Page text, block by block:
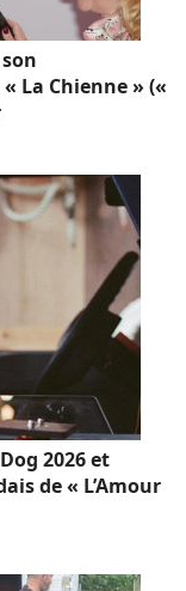
La Chienne » («
2026 et
de « L’Amour